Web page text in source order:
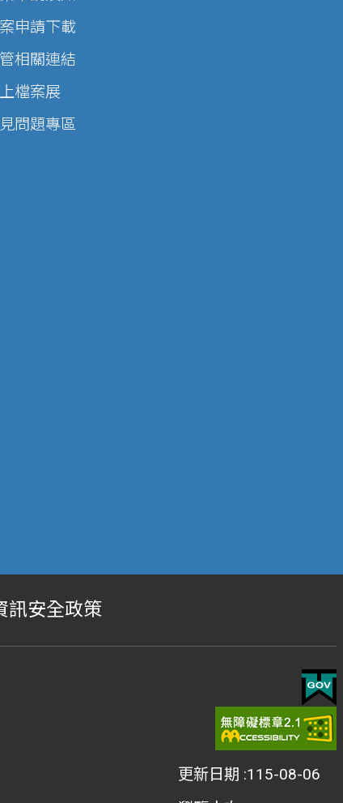
申請下載
相關連結
檔案展
問題專區
訊安全政策
更新日期 115-08-06